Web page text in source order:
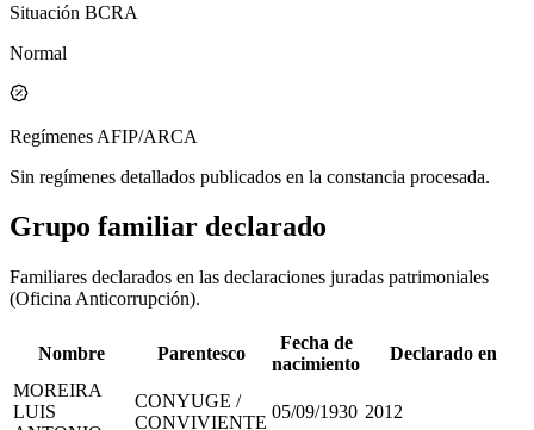
Situación BCRA
Normal
Regímenes AFIP/ARCA
Sin regímenes detallados publicados en la constancia procesada.
Grupo familiar declarado
Familiares declarados en las declaraciones juradas patrimoniales
(Oficina Anticorrupción).
Nombre Parentesco
Fecha de
nacimiento
Declarado en
MOREIRA
LUIS
CONYUGE /
CONVIVIENTE
05/09/1930 2012